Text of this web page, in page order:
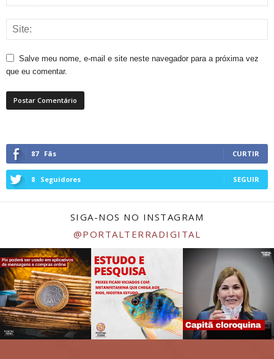
Salve meu nome, e-mail e site neste navegador para a próxima vez
que eu comentar.
87 Fãs CURTIR
8 Seguidores SEGUIR
SIGA-NOS NO INSTAGRAM
@PORTALTERRADIGITAL